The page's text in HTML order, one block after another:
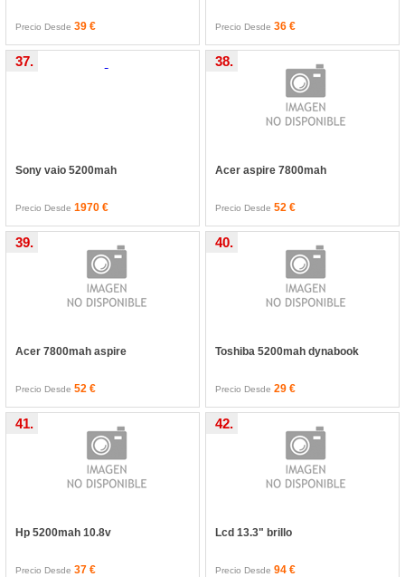
Precio Desde39 € Precio Desde 36 €
Sony vaio 5200mah
37.
Precio Desde1970 €
Acer aspire 7800mah
38.
Precio Desde 52 €
Acer 7800mah aspire
39.
Precio Desde52 €
Toshiba 5200mah dynabook
40.
Precio Desde 29 €
Hp 5200mah 10.8v
41.
Precio Desde37 €
Lcd 13.3" brillo
42.
Precio Desde 94 €